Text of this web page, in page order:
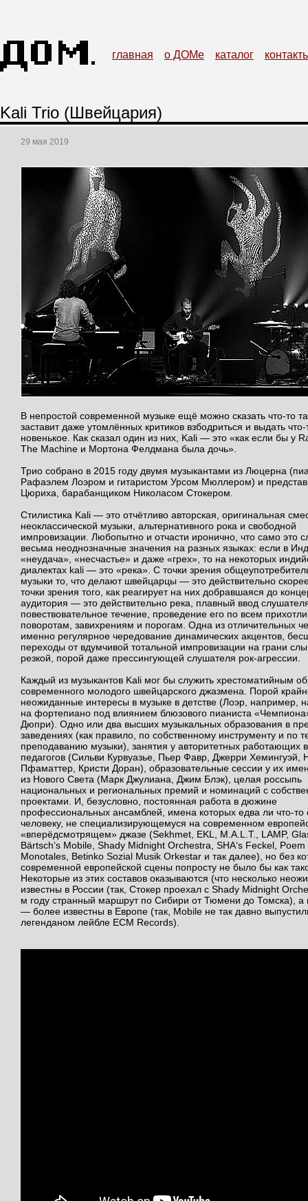
главная о ДОМе каталог
Kali Trio (Швейцария)
29 мая 2019
В непростой современной музыке ещё можно сказать что-то
заставит даже утомлённых критиков взбодриться и выдать что-
новенькое. Как сказал один из них, Kali — это «как если бы у
The Machine и Мортона Фелдмана была дочь».
Трио собрано в 2015 году двумя музыкантами из Люцерна
Рафаэлем Лоэром и гитаристом Урсом Мюллером) и
Цюриха, барабанщиком Николасом Стокером.
Стилистика Kali — это отчётливо авторская, оригинальная
неоклассической музыки, альтернативного рока и свободной
импровизации. Любопытно и отчасти иронично, что само это
весьма неоднозначные значения на разных языках: если в
«неудача», «несчастье» и даже «грех», то на некоторых
диалектах kali — это «река». С точки зрения
музыки то, что делают швейцарцы — это действительно
точки зрения того, как реагирует на них добравшаяся до
аудитория — это действительно река, плавный ввод
повествовательное течение, проведение его по всем
поворотам, завихрениям и порогам. Одна из отличительных
именно регулярное чередование динамических акцентов,
переходы от вдумчивой тотальной импровизации на грани
резкой, порой даже прессингующей слушателя рок-агрессии.
Каждый из музыкантов Kali мог бы служить хрестоматийным
современного молодого швейцарского джазмена. Порой
неожиданные интересы в музыке в детстве (Лоэр, например,
на фортепиано под влиянием блюзового пианиста
Дюпри). Одно или два высших музыкальных образования в
заведениях (как правило, по собственному инструменту и по
преподаванию музыки), занятия у авторитетных работающих
педагогов (Сильви Курвуазье, Пьер Фавр, Джерри Хемингуэй,
Пфаматтер, Кристи Доран), образовательные сессии у их
из Нового Света (Марк Джулиана, Джим Блэк), целая россыпь
национальных и региональных премий и номинаций с
проектами. И, безусловно, постоянная работа в дюжине
профессиональных ансамблей, имена которых едва ли что-то
человеку, не специализирующемуся на современном
«вперёдсмотрящем» джазе (Sekhmet, EKL, M.A.L.T., LAMP,
Bärtsch‘s Mobile, Shady Midnight Orchestra, SHA‘s Feckel, Poem
Monotales, Betinko Sozial Musik Orkestar и так далее), но без
современной европейской сцены попросту не было бы как
Некоторые из этих составов оказываются (что несколько
известны в России (так, Стокер проехал с Shady Midnight
м году странный маршрут по Сибири от Тюмени до Томска), а
— более известны в Европе (так, Mobile не так давно
легенданом лейбле ECM Records).